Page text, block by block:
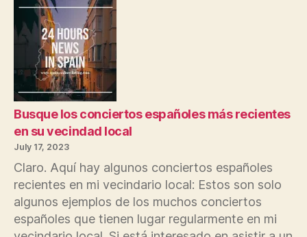
Busque los conciertos españoles más recientes
en su vecindad local
July 17, 2023
Claro. Aquí hay algunos conciertos españoles
recientes en mi vecindario local: Estos son solo
algunos ejemplos de los muchos conciertos
españoles que tienen lugar regularmente en mi